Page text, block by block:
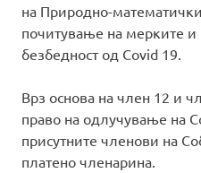
на Природно-
почитување на мерките и
безбедност од Covid 19.
Врз основа на член 12 и
право на одлучување на
присутните членови на
платено членарина.